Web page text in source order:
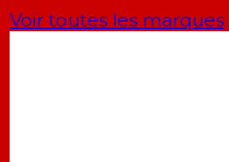
Voir toutes les marques